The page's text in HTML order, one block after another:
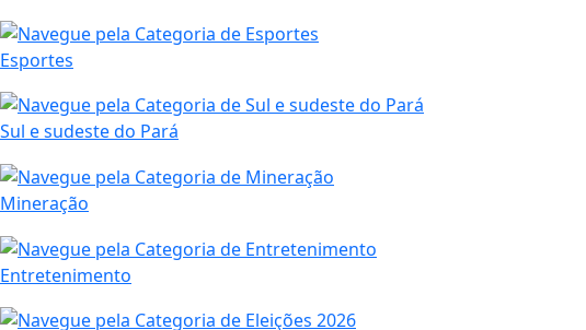
Esportes
Sul e sudeste do Pará
Mineração
Entretenimento